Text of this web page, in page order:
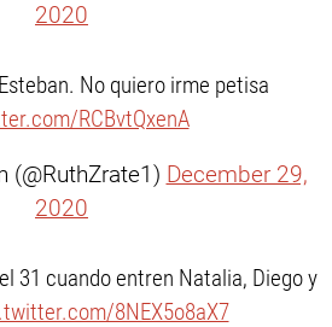
2020
No quiero irme petisa
RCBvtQxenA
(@RuthZrate1) December 29,
2020
31 cuando entren Natalia, Diego y
8NEX5o8aX7